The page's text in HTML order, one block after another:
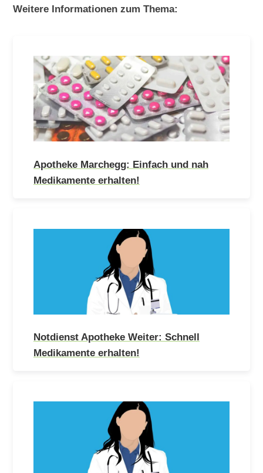
Weitere Informationen zum Thema:
Apotheke Marchegg: Einfach und nah
Medikamente erhalten!
Notdienst Apotheke Weiter: Schnell
Medikamente erhalten!